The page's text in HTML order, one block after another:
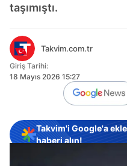
taşımıştı.
Takvim.com.tr
Giriş Tarihi:
18 Mayıs 2026 15:27
Takvim'i Google'a
haberi alın!